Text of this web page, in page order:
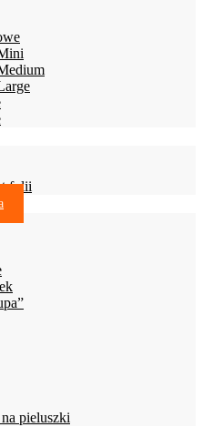
folii
pieluszki